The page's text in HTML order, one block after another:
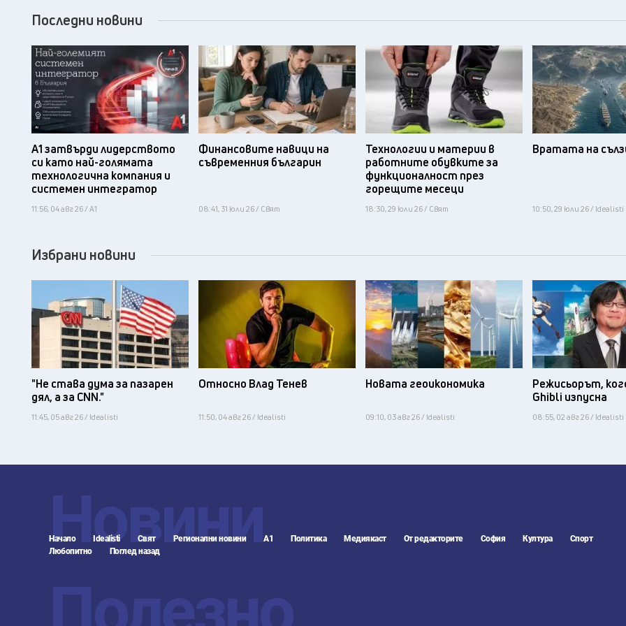
Последни новини
А1 затвърди лидерството
си като най-голямата
технологична компания и
системен интегратор
11:56, 04 авг 26 / А1
Финансовите навици на
съвременния българин
08:41, 31 юли 26 / Свят
Технологии и материи в
работните обувките за
функционалност през
горещите месеци
18:30, 29 юли 26 / Свят
Вратата на
10:50, 29 юли 26 / Idealisti
Избрани новини
"Не става дума за пазарен
дял, а за CNN."
11:45, 05 авг 26 / Idealisti
Относно Влад Тенев
11:50, 04 авг 26 / Idealisti
Новата геоикономика
09:10, 03 авг 26 / Idealisti
Режисьорът,
Ghibli изпусна
08:55, 02 авг 26 / Idealisti
Новини
Начало Idealisti Свят Регионални новини А1 Политика Медиякаст От редакторите София Култура
Спорт
Любопитно
Поглед назад